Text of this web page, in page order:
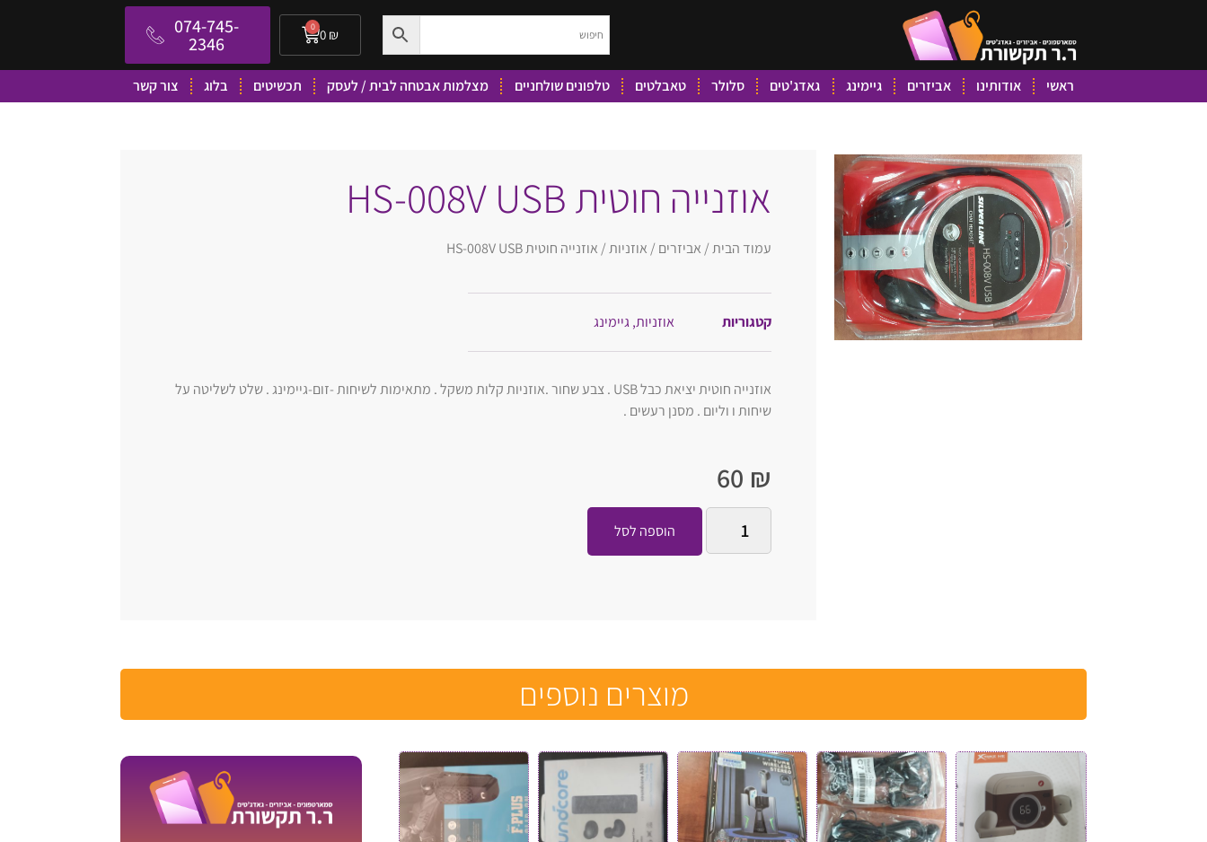
0 ₪
0
074-745-
2346
ראשי אודותינו אביזרים גיימינג גאדג'טים סלולר טאבלטים טלפונים שולחניים מצלמות אבטחה לבית / לעסק תכשיטים בלוג צור קשר
אוזנייה חוטית HS-008V USB
עמוד הבית/אביזרים /אוזניות/ אוזנייה חוטית HS-008V USB
קטגוריות אוזניות,גיימינג
אוזנייה חוטית יציאת כבל USB . צבע שחור .אוזניות קלות משקל . מתאימות לשיחות -זום-גיימינג . שלט לשליטה על
שיחות ו וליום . מסנן רעשים .
60 ₪
הוספה לסל
מוצרים נוספים